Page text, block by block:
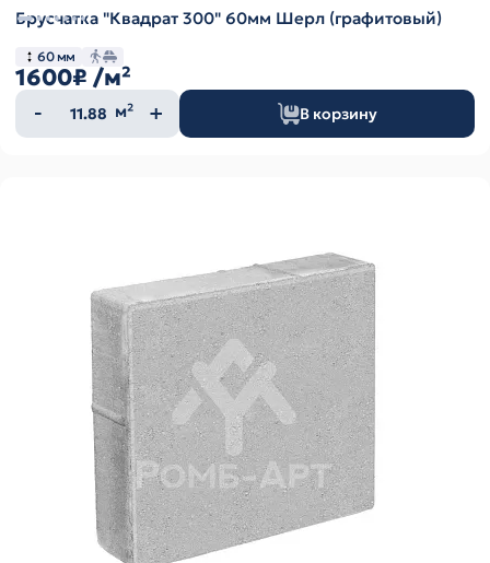
Брусчатка "Квадрат 300" 60мм Шерл (графитовый)
60 мм
1600₽ /м²
Количество
товара
м² В корзину